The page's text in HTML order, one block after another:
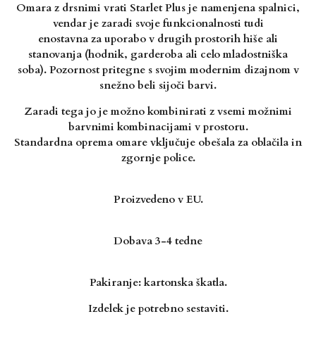
Omara z drsnimi vrati Starlet Plus je namenjena spalnici,
vendar je zaradi svoje funkcionalnosti tudi
enostavna za uporabo v drugih prostorih hiše ali
stanovanja (hodnik, garderoba ali celo mladostniška
soba). Pozornost pritegne s svojim modernim dizajnom v
snežno beli sijoči barvi.
Zaradi tega jo je možno kombinirati z vsemi možnimi
barvnimi kombinacijami v prostoru.
Standardna oprema omare vključuje obešala za oblačila in
zgornje police.
Proizvedeno v EU.
Dobava 3-4 tedne
Pakiranje: kartonska škatla.
Izdelek je potrebno sestaviti.